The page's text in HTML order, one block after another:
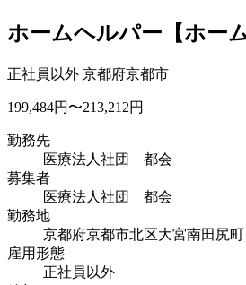
ホームヘルパー【ホー
正社員以外 京都府京都市
199,484円〜213,212円
勤務先
医療法人社団 都会
募集者
医療法人社団 都会
勤務地
京都府京都市北区大宮南田尻
雇用形態
正社員以外